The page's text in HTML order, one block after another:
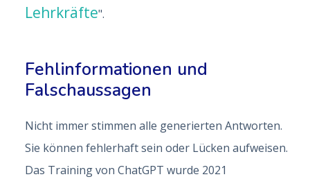
Lehrkräfte".
Fehlinformationen und
Falschaussagen
Nicht immer stimmen alle generierten Antworten.
Sie können fehlerhaft sein oder Lücken aufweisen.
Das Training von ChatGPT wurde 2021